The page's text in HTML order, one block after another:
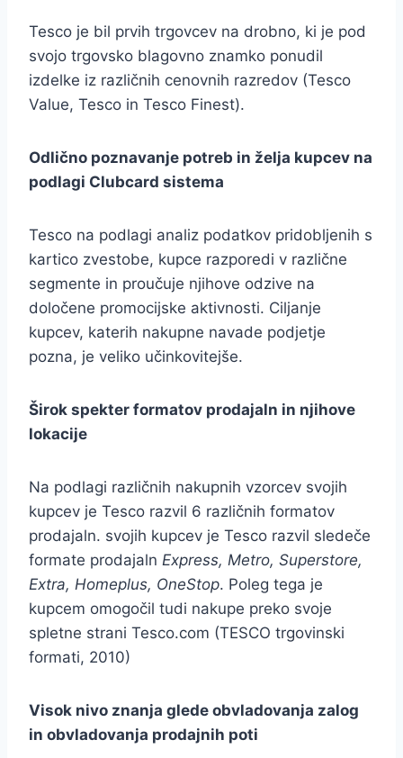
Tesco je bil prvih trgovcev na drobno, ki je pod
svojo trgovsko blagovno znamko ponudil
izdelke iz različnih cenovnih razredov (Tesco
Value, Tesco in Tesco Finest).
Odlično poznavanje potreb in želja kupcev na
podlagi Clubcard sistema
Tesco na podlagi analiz podatkov pridobljenih s
kartico zvestobe, kupce razporedi v različne
segmente in proučuje njihove odzive na
določene promocijske aktivnosti. Ciljanje
kupcev, katerih nakupne navade podjetje
pozna, je veliko učinkovitejše.
Širok spekter formatov prodajaln in njihove
lokacije
Na podlagi različnih nakupnih vzorcev svojih
kupcev je Tesco razvil 6 različnih formatov
prodajaln. svojih kupcev je Tesco razvil sledeče
formate prodajaln Express, Metro, Superstore,
Extra, Homeplus, OneStop. Poleg tega je
kupcem omogočil tudi nakupe preko svoje
spletne strani Tesco.com (TESCO trgovinski
formati, 2010)
Visok nivo znanja glede obvladovanja zalog
in obvladovanja prodajnih poti